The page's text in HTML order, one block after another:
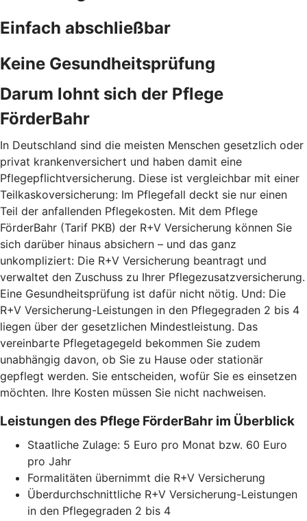
Einfach abschließbar
Keine Gesundheitsprüfung
Darum lohnt sich der Pflege
FörderBahr
In Deutschland sind die meisten Menschen gesetzlich oder
privat krankenversichert und haben damit eine
Pflegepflichtversicherung. Diese ist vergleichbar mit einer
Teilkaskoversicherung: Im Pflegefall deckt sie nur einen
Teil der anfallenden Pflegekosten. Mit dem Pflege
FörderBahr (Tarif PKB) der R+V Versicherung können Sie
sich darüber hinaus absichern – und das ganz
unkompliziert: Die R+V Versicherung beantragt und
verwaltet den Zuschuss zu Ihrer Pflegezusatzversicherung.
Eine Gesundheitsprüfung ist dafür nicht nötig. Und: Die
R+V Versicherung-Leistungen in den Pflegegraden 2 bis 4
liegen über der gesetzlichen Mindestleistung. Das
vereinbarte Pflegetagegeld bekommen Sie zudem
unabhängig davon, ob Sie zu Hause oder stationär
gepflegt werden. Sie entscheiden, wofür Sie es einsetzen
möchten. Ihre Kosten müssen Sie nicht nachweisen.
Leistungen des Pflege FörderBahr im Überblick
Staatliche Zulage: 5 Euro pro Monat bzw. 60 Euro
pro Jahr
Formalitäten übernimmt die R+V Versicherung
Überdurchschnittliche R+V Versicherung-Leistungen
in den Pflegegraden 2 bis 4